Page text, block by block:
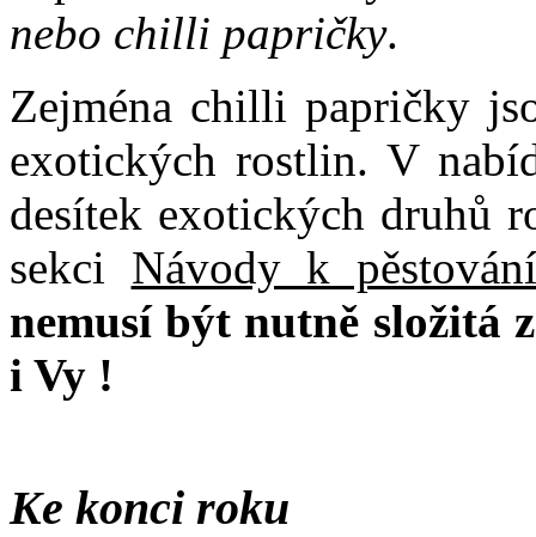
nebo chilli papričky.
Zejména chilli papričky
exotických rostlin. V
desítek exotických druhů
sekci Návody k
nemusí být nutně složitá
i Vy !
Ke konci roku